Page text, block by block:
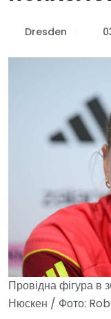
Dresden
Провідна фігура в
Нюскен / Фото: